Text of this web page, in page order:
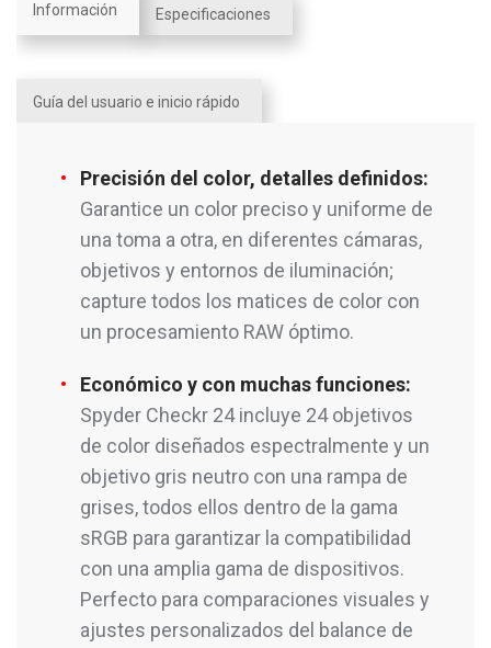
Información Especificaciones
Guía del usuario e inicio rápido
Precisión del color, detalles definidos:
Garantice un color preciso y uniforme de
una toma a otra, en diferentes cámaras,
objetivos y entornos de iluminación;
capture todos los matices de color con
un procesamiento RAW óptimo.
Económico y con muchas funciones:
Spyder Checkr 24 incluye 24 objetivos
de color diseñados espectralmente y un
objetivo gris neutro con una rampa de
grises, todos ellos dentro de la gama
sRGB para garantizar la compatibilidad
con una amplia gama de dispositivos.
Perfecto para comparaciones visuales y
ajustes personalizados del balance de